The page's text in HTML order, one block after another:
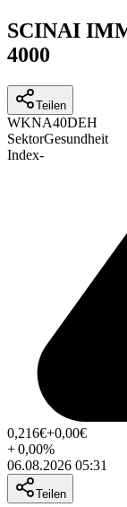
SCINAI
4000
Teilen
WKNA40DEH
SektorGesundheit
Index-
0,216€+0,00€
+0,00%
06.08.2026 05:31
Teilen